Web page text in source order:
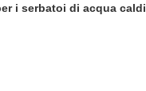
i serbatoi di acqua caldi